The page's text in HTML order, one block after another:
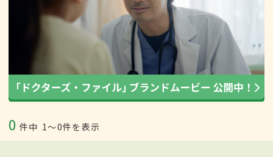
0 件中 1〜0件を表示